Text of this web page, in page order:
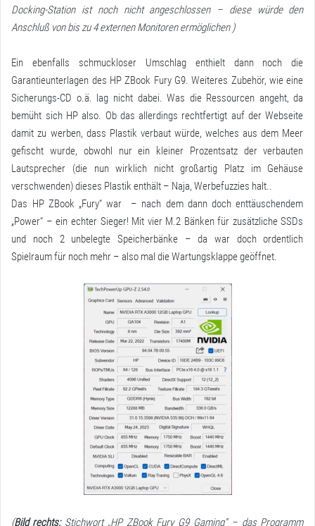
Docking-Station ist noch nicht angeschlossen – diese würde den
Anschluß von bis zu 4 externen Monitoren ermöglichen )
Ein ebenfalls schmuckloser Umschlag enthielt dann noch die
Garantieunterlagen des HP ZBook Fury G9. Weiteres Zubehör, wie eine
Sicherungs-CD o.ä. lag nicht dabei. Was die Ressourcen angeht, da
bemüht sich HP also. Ob das allerdings rechtfertigt auf der Webseite
damit zu werben, dass Plastik verbaut würde, welches aus dem Meer
gefischt wurde, obwohl nur ein kleiner Prozentsatz der verbauten
Lautsprecher (die nun wirklich nicht großartig Platz im Gehäuse
verschwenden) dieses Plastik enthält – Naja, Werbefuzzies halt..
Das HP ZBook „Fury“ war – nach dem dann doch enttäuschendem
„Power“ – ein echter Sieger! Mit vier M.2 Bänken für zusätzliche SSDs
und noch 2 unbelegte Speicherbänke – da war doch ordentlich
Spielraum für noch mehr – also mal die Wartungsklappe geöffnet.
(Bild rechts:Stichwort „HP ZBook Fury G9 Gaming“ – das Programm